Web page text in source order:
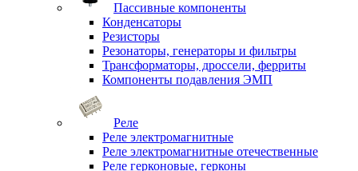
Пассивные компоненты
Конденсаторы
Резисторы
Резонаторы, генераторы и фильтры
Трансформаторы, дроссели, ферриты
Компоненты подавления ЭМП
Реле
Реле электромагнитные
Реле электромагнитные отечественные
Реле герконовые, герконы